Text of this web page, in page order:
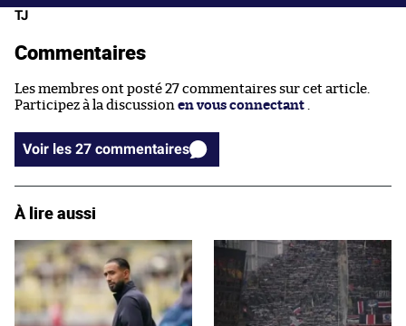
TJ
Commentaires
Les membres ont posté 27 commentaires sur cet article.
Participez à la discussion en vous connectant
Voir les 27 commentaires
À lire aussi